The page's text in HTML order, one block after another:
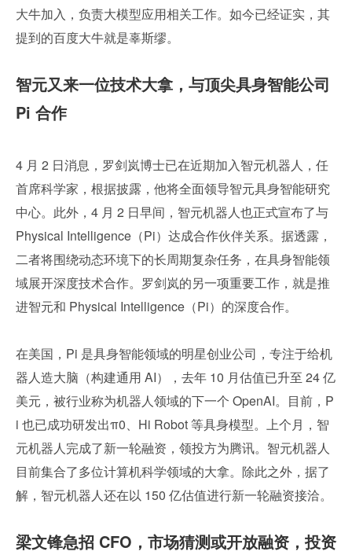
大牛加入，负责大模型应用相关工作。如今已经证实，其
提到的百度大牛就是辜斯缪。
智元又来一位技术大拿，与顶尖具身智能公司
Pi 合作
4 月 2 日消息，罗剑岚博士已在近期加入智元机器人，任
首席科学家，根据披露，他将全面领导智元具身智能研究
中心。此外，4 月 2 日早间，智元机器人也正式宣布了与
Physical Intelligence（Pi）达成合作伙伴关系。据透露，
二者将围绕动态环境下的长周期复杂任务，在具身智能领
域展开深度技术合作。罗剑岚的另一项重要工作，就是推
进智元和 Physical Intelligence（Pi）的深度合作。
在美国，Pi 是具身智能领域的明星创业公司，专注于给机
器人造大脑（构建通用 AI），去年 10 月估值已升至 24 亿
美元，被行业称为机器人领域的下一个 OpenAI。目前，P
i 也已成功研发出π0、Hi Robot 等具身模型。上个月，智
元机器人完成了新一轮融资，领投方为腾讯。智元机器人
目前集合了多位计算机科学领域的大拿。除此之外，据了
解，智元机器人还在以 150 亿估值进行新一轮融资接洽。
梁文锋急招 CFO，市场猜测或开放融资，投资